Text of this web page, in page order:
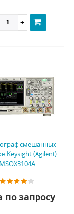
смешанных
Keysight (Agilent)
MSOX3104A
по запросу